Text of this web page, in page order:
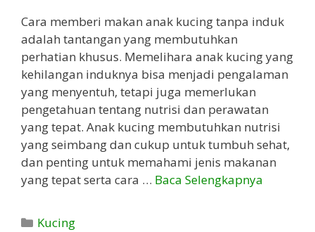
Cara memberi makan anak kucing tanpa induk
adalah tantangan yang membutuhkan
perhatian khusus. Memelihara anak kucing yang
kehilangan induknya bisa menjadi pengalaman
yang menyentuh, tetapi juga memerlukan
pengetahuan tentang nutrisi dan perawatan
yang tepat. Anak kucing membutuhkan nutrisi
yang seimbang dan cukup untuk tumbuh sehat,
dan penting untuk memahami jenis makanan
yang tepat serta cara … Baca Selengkapnya
Kategori
Kucing